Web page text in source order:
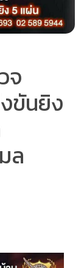
จ
ขันยิง
ล